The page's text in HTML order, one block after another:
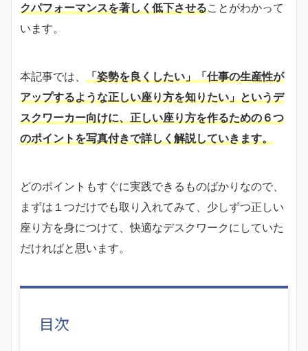
クパフォーマンスを著しく低下させることがわかって
います。
本記事では、 「姿勢を良くしたい」「仕事の生産性が
アップするような正しい座り方を知りたい」というデ
スクワーカー向けに、正しい座り方を作るための６つ
のポイントを写真付きで詳しく解説していきます。
どのポイントもすぐに実践できるものばかりなので、
まずは１つだけでも取り入れてみて、少しずつ正しい
座り方を身につけて、快適なデスクワークにしていた
だければと思います。
目次